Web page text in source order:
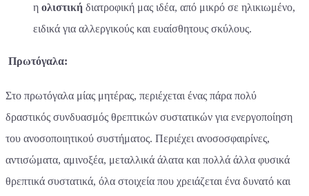
η ολιστική διατροφική μας ιδέα, από μικρό σε ηλικιωμένο,
ειδικά για αλλεργικούς και ευαίσθητους σκύλους.
Πρωτόγαλα:
Στο πρωτόγαλα μίας μητέρας, περιέχεται ένας πάρα πολύ
δραστικός συνδυασμός θρεπτικών συστατικών για ενεργοποίηση
του ανοσοποιητικού συστήματος. Περιέχει ανοσοσφαιρίνες,
αντισώματα, αμινοξέα, μεταλλικά άλατα και πολλά άλλα φυσικά
θρεπτικά συστατικά, όλα στοιχεία που χρειάζεται ένα δυνατό και